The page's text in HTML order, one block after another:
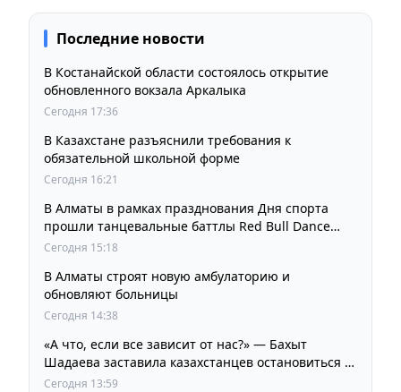
Последние новости
В Костанайской области состоялось открытие
обновленного вокзала Аркалыка
Сегодня 17:36
В Казахстане разъяснили требования к
обязательной школьной форме
Сегодня 16:21
В Алматы в рамках празднования Дня спорта
прошли танцевальные баттлы Red Bull Dance
Your Style
Сегодня 15:18
В Алматы строят новую амбулаторию и
обновляют больницы
Сегодня 14:38
«А что, если все зависит от нас?» — Бахыт
Шадаева заставила казахстанцев остановиться и
задуматься
Сегодня 13:59